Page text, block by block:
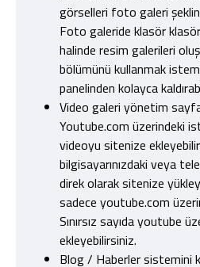
görselleri foto galeri
Foto galeride klasör
halinde resim galerileri
bölümünü kullanmak
panelinden kolayca
Video galeri yönetim
Youtube.com üzerindeki
videoyu sitenize
bilgisayarınızdaki veya
direk olarak sitenize
sadece youtube.com
Sınırsız sayıda youtube
ekleyebilirsiniz.
Blog / Haberler sistemini